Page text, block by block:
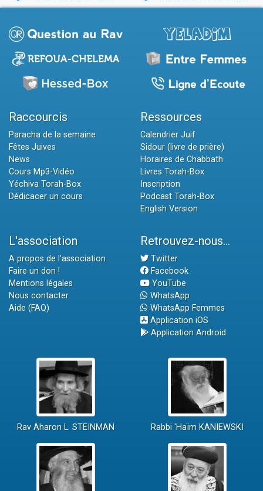
Raccourcis
Paracha de la semaine
Fêtes Juives
News
Cours Mp3-Vidéo
Yéchiva Torah-Box
Dédicacer un cours
Ressources
Calendrier Juif
Sidour (livre de prière)
Horaires de Chabbath
Livres Torah-Box
Inscription
Podcast Torah-Box
English Version
L'association
A propos de l'association
Faire un don !
Mentions légales
Nous contacter
Aide (FAQ)
Retrouvez-nous...
Twitter
Facebook
YouTube
WhatsApp
WhatsApp Femmes
Application iOS
Application Android
Rav Aharon L. STEINMAN Rabbi 'Haïm KANIEWSKI